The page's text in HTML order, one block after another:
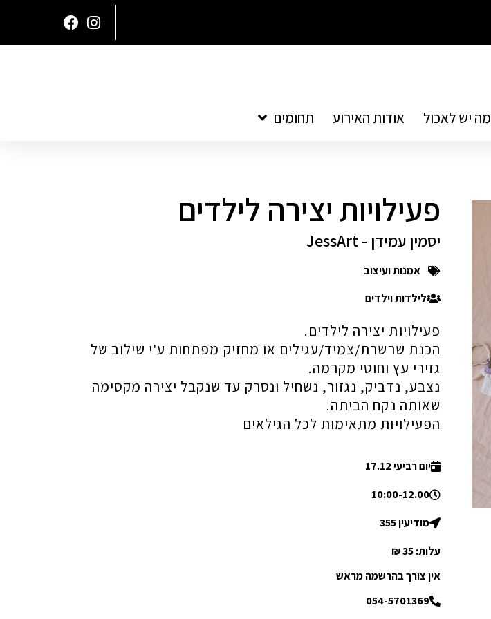
מה יש לאכול אודות האירוע תחומים
פעילויות יצירה לילדים
יסמין עמידן - JessArt
אמנות ועיצוב
לילדות וילדים
פעילויות יצירה לילדים.
הכנת שרשרת/צמיד/עגילים או מחזיק מפתחות ע'י שילוב של
גזירי עץ וחוטי מקרמה.
נצבע, נדביק, נגזור, נשחיל ונסרק עד שנקבל יצירה מקסימה
שאותה נקח הביתה.
הפעילויות מתאימות לכל הגילאים
יום רביעי 17.12
10:00-12.00
מודיעין 355
עלות: 35 ₪
אין צורך בהרשמה מראש
054-5701369